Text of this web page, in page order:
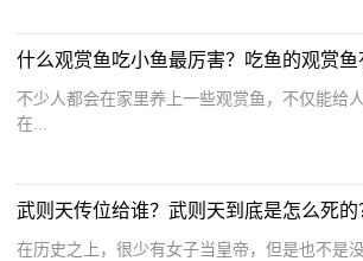
什么观赏鱼吃小鱼最厉害？吃鱼的观赏鱼
不少人都会在家里养上一些观赏鱼，不仅能给
在...
武则天传位给谁？武则天到底是怎么死的
在历史之上，很少有女子当皇帝，但是也不是